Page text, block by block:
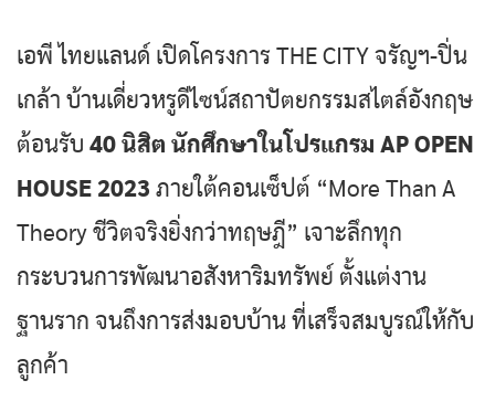
เอพี ไทยแลนด์ เปิดโครงการ THE CITY จรัญฯ-ปิ่น
เกล้า บ้านเดี่ยวหรูดีไซน์สถาปัตยกรรมสไตล์อังกฤษ
ต้อนรับ 40 นิสิต นักศึกษาในโปรแกรม AP OPEN
HOUSE 2023 ภายใต้คอนเซ็ปต์ “More Than A
Theory ชีวิตจริงยิ่งกว่าทฤษฎี” เจาะลึกทุก
กระบวนการพัฒนาอสังหาริมทรัพย์ ตั้งแต่งาน
ฐานราก จนถึงการส่งมอบบ้าน ที่เสร็จสมบูรณ์ให้กับ
ลูกค้า